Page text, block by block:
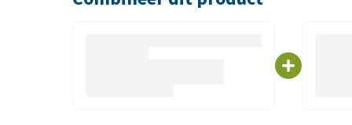
Tweemaal per dag kunt u 1/4 theelepel poeder